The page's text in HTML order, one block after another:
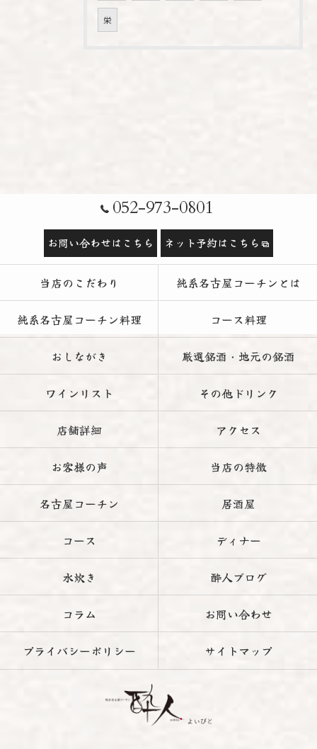
栄
052-973-0801
お問い合わせはこちら ネット予約はこちら
当店のこだわり 純系名古屋コーチンとは
純系名古屋コーチン料理 コース料理
おしながき 厳選銘酒・地元の銘酒
ワインリスト その他ドリンク
店舗詳細 アクセス
お客様の声 当店の特徴
名古屋コーチン 居酒屋
コース ディナー
水炊き 酔人ブログ
コラム お問い合わせ
プライバシーポリシー サイトマップ